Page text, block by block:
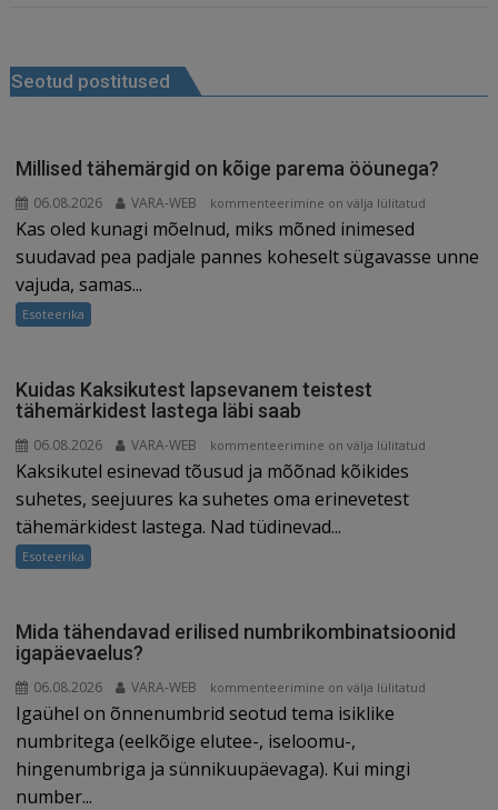
Seotud postitused
Millised tähemärgid on kõige parema ööunega?
06.08.2026 VARA-WEB
Millised
tähemärgid
on
kommenteerimine on välja lülitatud
Kas oled kunagi mõelnud, miks mõned inimesed
suudavad pea padjale pannes koheselt sügavasse unne
vajuda, samas...
Esoteerika
Kuidas Kaksikutest lapsevanem teistest
tähemärkidest lastega läbi saab
06.08.2026 VARA-WEB
Kuidas
Kaksikutest
lapsevanem
teistest
kommenteerimine on välja lülitatud
Kaksikutel esinevad tõusud ja mõõnad kõikides
suhetes, seejuures ka suhetes oma erinevetest
tähemärkidest lastega. Nad tüdinevad...
Esoteerika
Mida tähendavad erilised numbrikombinatsioonid
igapäevaelus?
06.08.2026 VARA-WEB
Mida
tähendavad
erilised
numbrikombinatsioonid
igapäevaelus?
kommenteerimine on välja lülitatud
Igaühel on õnnenumbrid seotud tema isiklike
numbritega (eelkõige elutee-, iseloomu-,
hingenumbriga ja sünnikuupäevaga). Kui mingi
number...